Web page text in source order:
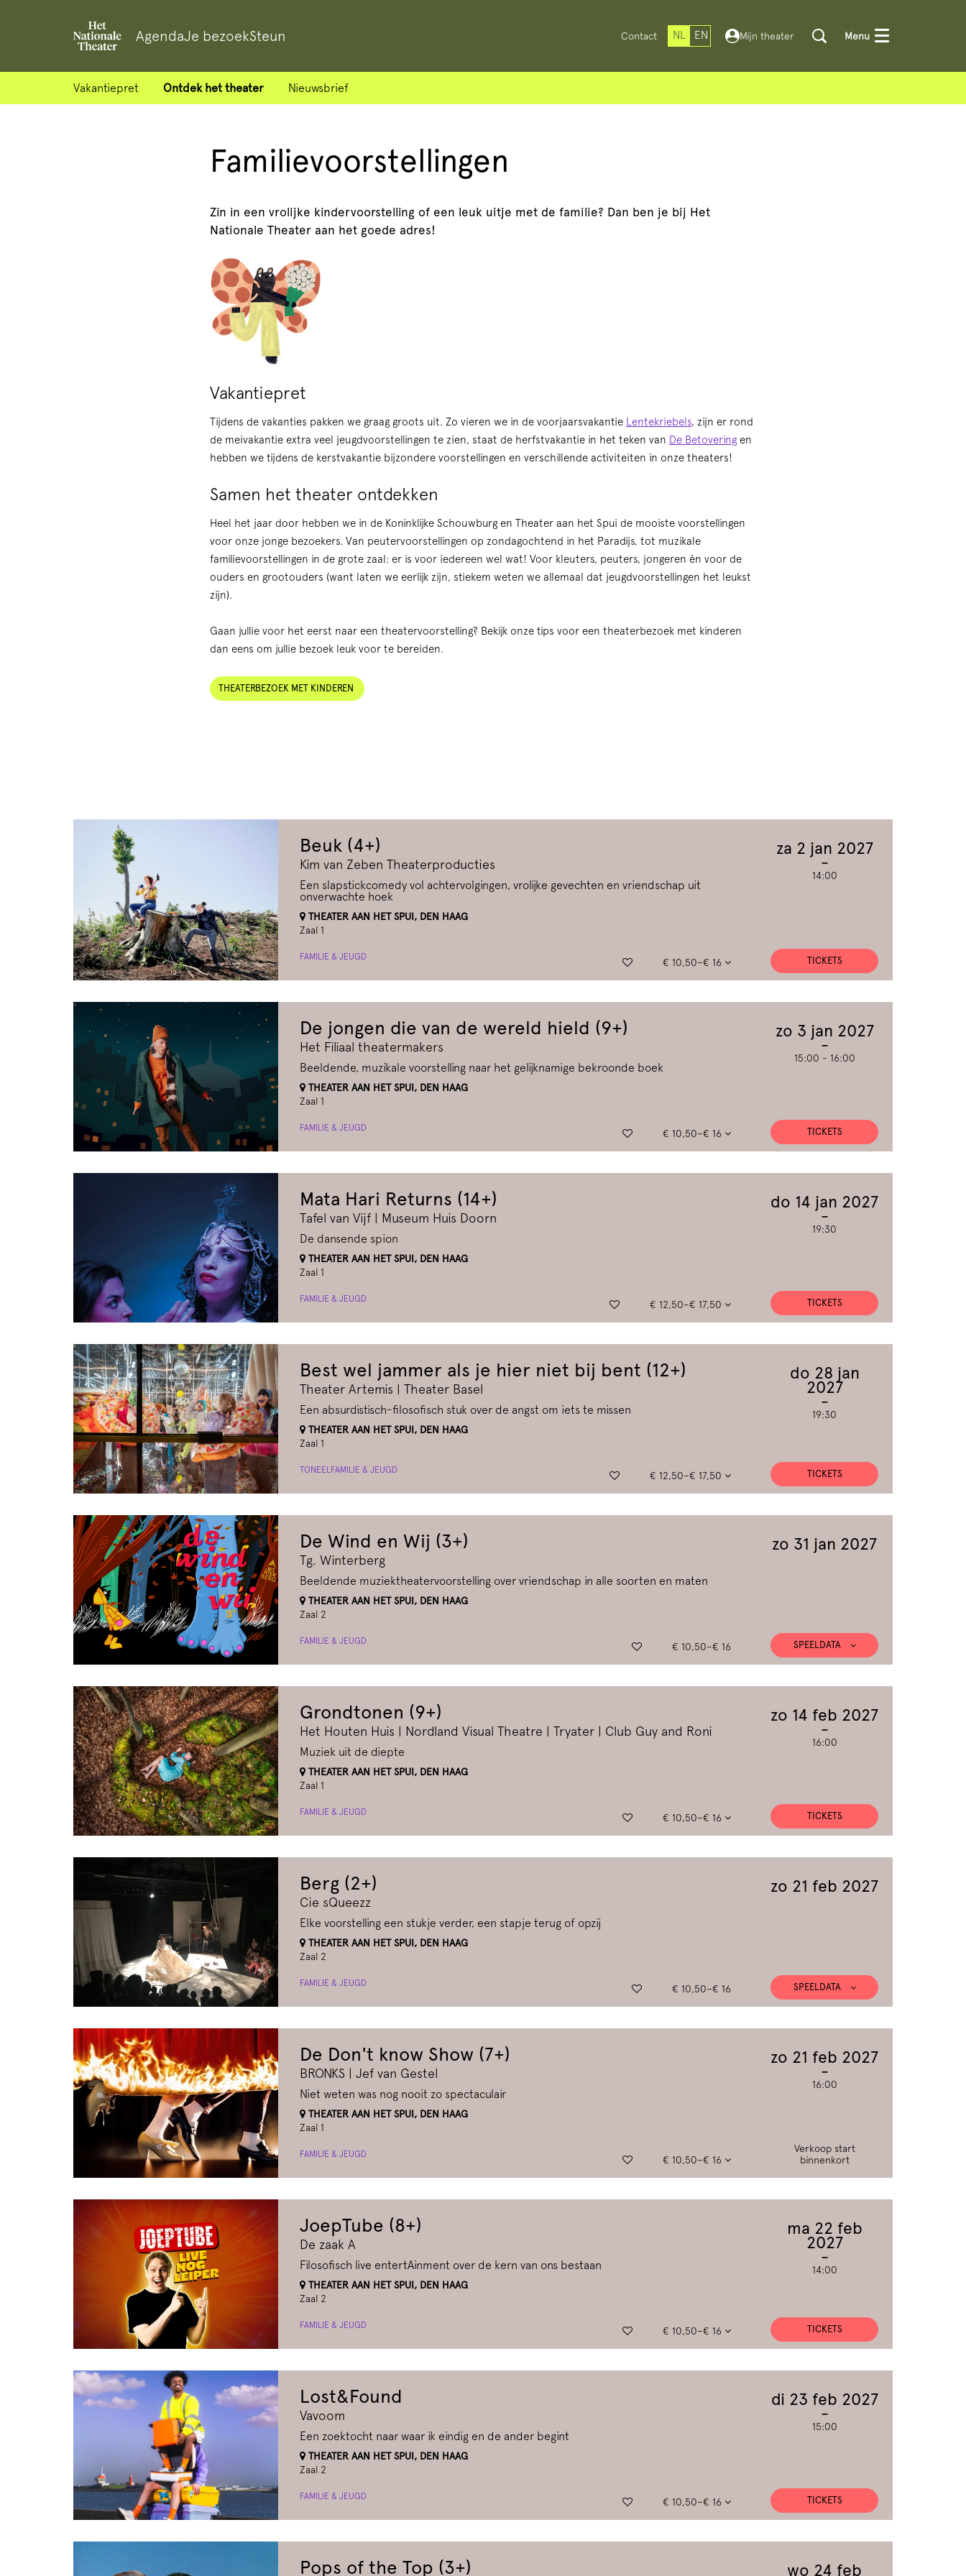
AgendaJe bezoekSteun Contact NL EN Mijn theater Menu
Vakantiepret Ontdek het theater Nieuwsbrief
Familievoorstellingen
Zin in een vrolijke kindervoorstelling of een leuk uitje met de familie? Dan ben je bij Het
Nationale Theater aan het goede adres!
Vakantiepret
Tijdens de vakanties pakken we graag groots uit. Zo vieren we in de voorjaarsvakantie Lentekriebels, zijn er rond
de meivakantie extra veel jeugdvoorstellingen te zien, staat de herfstvakantie in het teken van De Betovering en
hebben we tijdens de kerstvakantie bijzondere voorstellingen en verschillende activiteiten in onze theaters!
Samen het theater ontdekken
Heel het jaar door hebben we in de Koninklijke Schouwburg en Theater aan het Spui de mooiste voorstellingen
voor onze jonge bezoekers. Van peutervoorstellingen op zondagochtend in het Paradijs, tot muzikale
familievoorstellingen in de grote zaal: er is voor iedereen wel wat! Voor kleuters, peuters, jongeren én voor de
ouders en grootouders (want laten we eerlijk zijn, stiekem weten we allemaal dat jeugdvoorstellingen het leukst
zijn).
Gaan jullie voor het eerst naar een theatervoorstelling? Bekijk onze tips voor een theaterbezoek met kinderen
dan eens om jullie bezoek leuk voor te bereiden.
THEATERBEZOEK MET KINDEREN
Beuk (4+)
Kim van Zeben Theaterproducties
Een slapstickcomedy vol achtervolgingen, vrolijke gevechten en vriendschap uit
onverwachte hoek
THEATER AAN HET SPUI, DEN HAAG
Zaal 1
FAMILIE & JEUGD € 10,50–€ 16
za 2 jan 2027
14:00
TICKETS
De jongen die van de wereld hield (9+)
Het Filiaal theatermakers
Beeldende, muzikale voorstelling naar het gelijknamige bekroonde boek
THEATER AAN HET SPUI, DEN HAAG
Zaal 1
FAMILIE & JEUGD € 10,50–€ 16
zo 3 jan 2027
15:00 - 16:00
TICKETS
Mata Hari Returns (14+)
Tafel van Vijf | Museum Huis Doorn
De dansende spion
THEATER AAN HET SPUI, DEN HAAG
Zaal 1
FAMILIE & JEUGD € 12,50–€ 17,50
do 14 jan 2027
19:30
TICKETS
Best wel jammer als je hier niet bij bent (12+)
Theater Artemis | Theater Basel
Een absurdistisch-filosofisch stuk over de angst om iets te missen
THEATER AAN HET SPUI, DEN HAAG
Zaal 1
TONEELFAMILIE & JEUGD € 12,50–€ 17,50
do 28 jan
2027
19:30
TICKETS
De Wind en Wij (3+)
Tg. Winterberg
Beeldende muziektheatervoorstelling over vriendschap in alle soorten en maten
THEATER AAN HET SPUI, DEN HAAG
Zaal 2
FAMILIE & JEUGD € 10,50–€ 16
zo 31 jan 2027
SPEELDATA
Grondtonen (9+)
Het Houten Huis | Nordland Visual Theatre | Tryater | Club Guy and Roni
Muziek uit de diepte
THEATER AAN HET SPUI, DEN HAAG
Zaal 1
FAMILIE & JEUGD € 10,50–€ 16
zo 14 feb 2027
16:00
TICKETS
Berg (2+)
Cie sQueezz
Elke voorstelling een stukje verder, een stapje terug of opzij
THEATER AAN HET SPUI, DEN HAAG
Zaal 2
FAMILIE & JEUGD € 10,50–€ 16
zo 21 feb 2027
SPEELDATA
De Don't know Show (7+)
BRONKS | Jef van Gestel
Niet weten was nog nooit zo spectaculair
THEATER AAN HET SPUI, DEN HAAG
Zaal 1
FAMILIE & JEUGD € 10,50–€ 16
zo 21 feb 2027
16:00
Verkoop start
binnenkort
JoepTube (8+)
De zaak A
Filosofisch live entertAinment over de kern van ons bestaan
THEATER AAN HET SPUI, DEN HAAG
Zaal 2
FAMILIE & JEUGD € 10,50–€ 16
ma 22 feb
2027
14:00
TICKETS
Lost&Found
Vavoom
Een zoektocht naar waar ik eindig en de ander begint
THEATER AAN HET SPUI, DEN HAAG
Zaal 2
FAMILIE & JEUGD € 10,50–€ 16
di 23 feb 2027
15:00
TICKETS
Pops of the Top (3+) wo 24 feb